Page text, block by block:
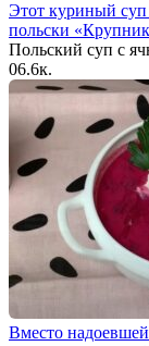
Этот куриный
польски
Польский суп с
06.6к.
Вместо